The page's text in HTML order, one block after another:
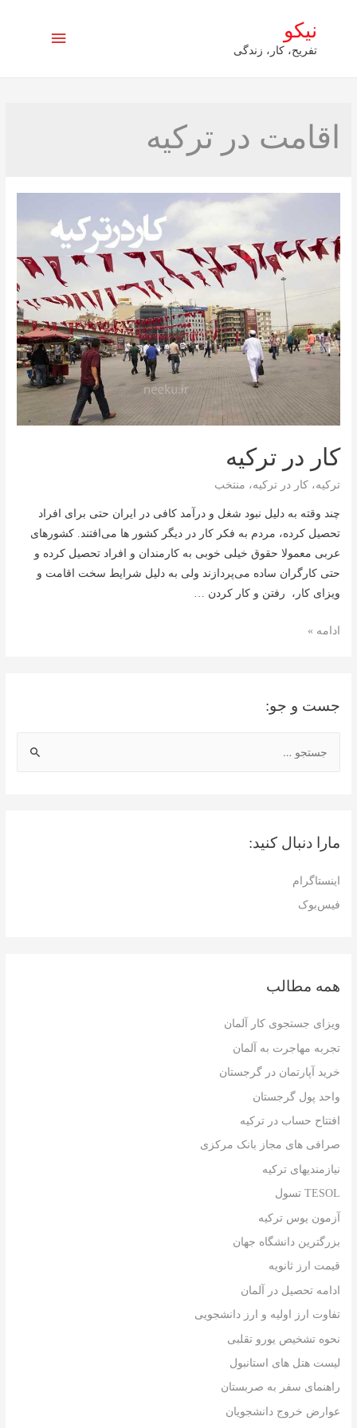
نیکو
تفریح، کار، زندگی
فهرست
جست و جو:
بمارا دنبال کنید:
اینستاگرام
فیس‌بوک
همه مطالب
ویزای جستجوی کار آلمان
تجربه مهاجرت به آلمان
خرید آپارتمان در گرجستان
واحد پول گرجستان
افتتاح حساب در ترکیه
صرافی های مجاز بانک مرکزی
نیازمندیهای ترکیه
TESOL تسول
آزمون یوس ترکیه
بزرگترین دانشگاه جهان
قیمت ارز ثانویه
ادامه تحصیل در آلمان
تفاوت ارز اولیه و ارز دانشجویی
نحوه تشخیص یورو تقلبی
لیست هتل های استانبول
راهنمای سفر به صربستان
عوارض خروج دانشجویان
اقامت در ترکیه
کار در ترکیه
ترکیه،کار در ترکیه، منتخب
چند وقته به دلیل نبود شغل و درآمد کافی در ایران حتی برای افراد
تحصیل کرده، مردم به فکر کار در دیگر کشور ها می‌افتند. کشورهای
عربی معمولا حقوق خیلی خوبی به کارمندان و افراد تحصیل کرده و
حتی کارگران ساده می‌پردازند ولی به دلیل شرایط سخت اقامت و
ویزای کار، رفتن و کار کردن …
کار
ادامه »